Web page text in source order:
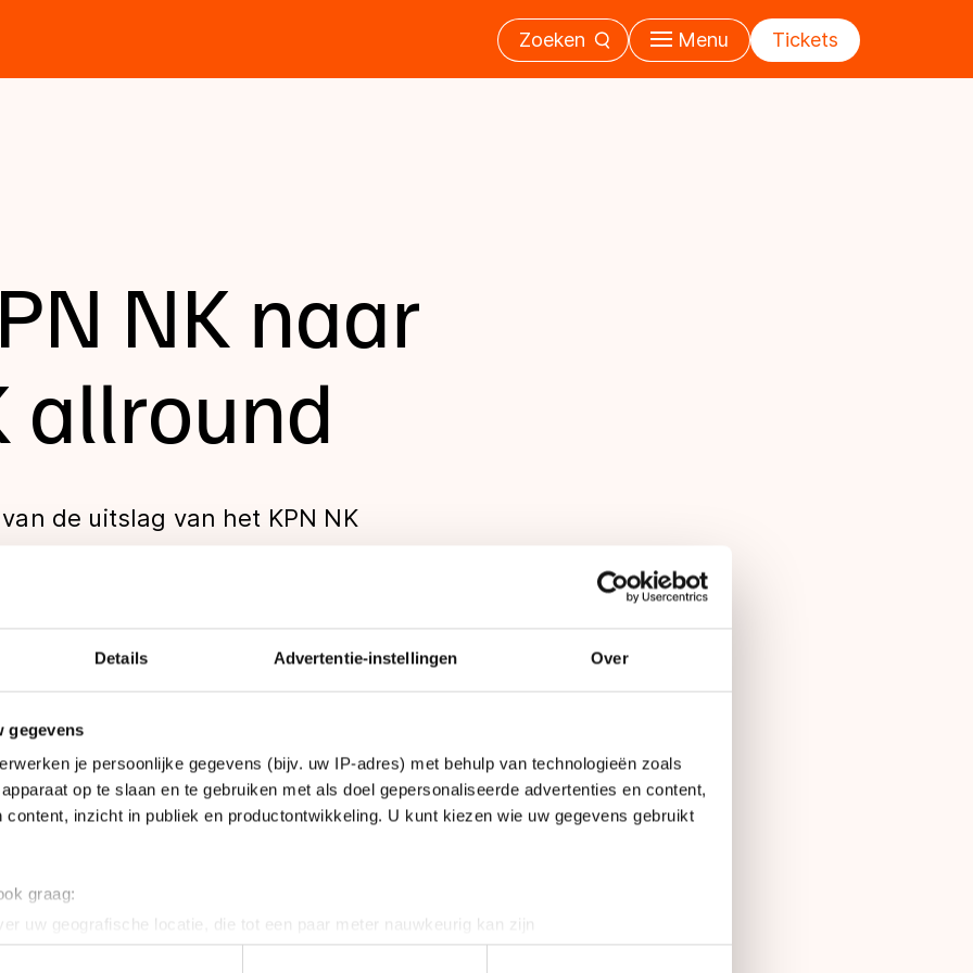
Details Advertentie-instellingen Over
gegevens
je persoonlijke gegevens (bijv. uw IP-adres) met behulp van technologieën zoals
op te slaan en te gebruiken met als doel gepersonaliseerde advertenties en content,
content, inzicht in publiek en productontwikkeling. U kunt kiezen wie uw gegevens gebruikt
graag:
uw geografische locatie, die tot een paar meter nauwkeurig kan zijn
door het actief te scannen op specifieke eigenschappen (fingerprinting)
Zoeken Menu Tickets
5 februari 2012
NK naar
allround
de uitslag van het KPN NK
van de KNSB vier
voor het Essent ISU WK Allround
Leenstra en Jorien Voorhuis. Reserve is Annouk van der
heren zijn Ted-Jan Bloemen en Koen Verweij. Ben Jongejan is de
van het Essent ISU EK Allround in Boedapest hadden Ireen Wüst,
en Jan Blokhuijsen zich eerder al rechtstreeks voor het WK in